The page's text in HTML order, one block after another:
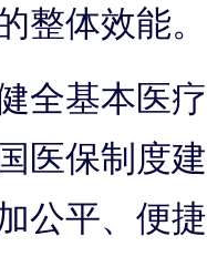
整体效能。
全基本医
医保制度
公平、便